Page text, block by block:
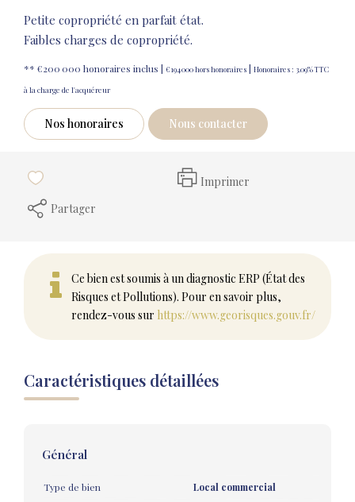
Petite copropriété en parfait état.
Faibles charges de copropriété.
** €200 000 honoraires inclus | €194 000hors honoraires | Honoraires : 3.09% TTC
à la charge de l'acquéreur
Nos honoraires Nous contacter
Imprimer
Partager
Ce bien est soumis à un diagnostic ERP (État des
Risques et Pollutions). Pour en savoir plus,
rendez-vous sur https://www.georisques.gouv.fr/
Caractéristiques détaillées
Général
Type de bien
Local commercial